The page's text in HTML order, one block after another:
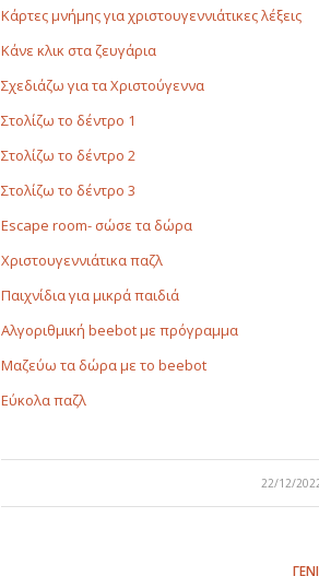
Κάρτες μνήμης για χριστουγεννιάτικες λέξεις
Κάνε κλικ στα ζευγάρια
Σχεδιάζω για τα Χριστούγεννα
Στολίζω το δέντρο 1
Στολίζω το δέντρο 2
Στολίζω το δέντρο 3
Escape room- σώσε τα δώρα
Χριστουγεννιάτικα παζλ
Παιχνίδια για μικρά παιδιά
Αλγοριθμική beebot με πρόγραμμα
Μαζεύω τα δώρα με το beebot
Εύκολα παζλ
22/12/
/